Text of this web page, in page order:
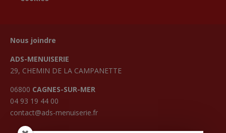
Nous joindre
ADS-MENUISERIE
29, CHEMIN DE LA CAMPANETTE
06800 CAGNES-SUR-MER
04 93 19 44 00
contact@ads-menuiserie.fr